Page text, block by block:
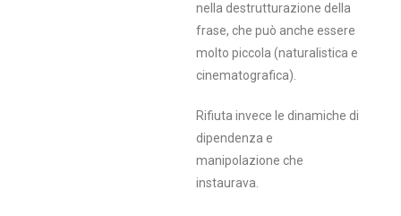
nella destrutturazione della
frase, che può anche essere
molto piccola (naturalistica e
cinematografica).
Rifiuta invece le dinamiche di
dipendenza e
manipolazione che
instaurava.